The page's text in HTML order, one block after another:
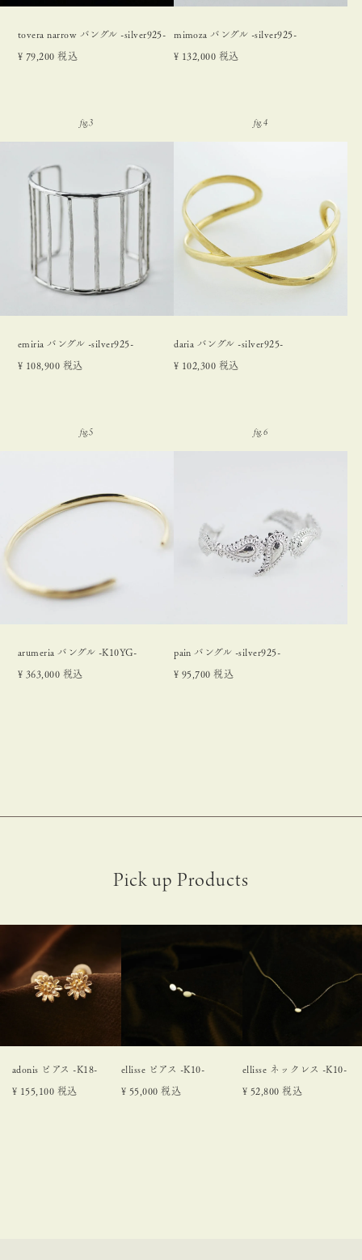
tovera narrow バングル -silver925-
¥ 79,200 税込
mimoza バングル -silver925-
¥ 132,000 税込
emiria バングル -silver925-
¥ 108,900 税込
daria バングル -silver925-
¥ 102,300 税込
arumeria バングル -K10YG-
¥ 363,000 税込
pain バングル -silver925-
¥ 95,700 税込
adonis ピアス -K18-
¥ 155,100 税込
ellisse ピアス -K10-
¥ 55,000 税込
ellisse ネックレス -K10-
¥ 52,800 税込